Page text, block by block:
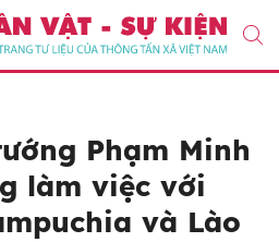
Phạm Minh
làm việc với
và Lào